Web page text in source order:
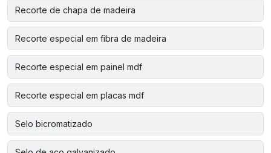
Recorte de chapa de madeira
Recorte especial em fibra de madeira
Recorte especial em painel mdf
Recorte especial em placas mdf
Selo bicromatizado